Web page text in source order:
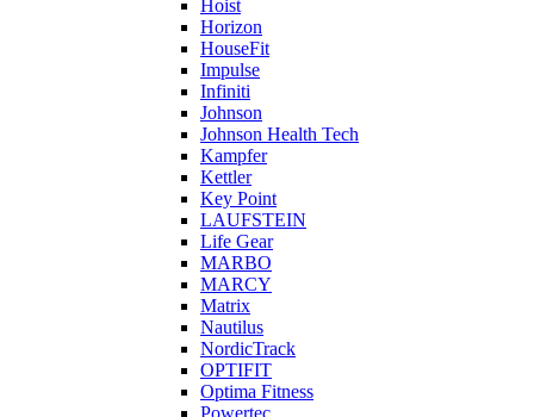
Hoist
Horizon
HouseFit
Impulse
Infiniti
Johnson
Johnson Health Tech
Kampfer
Kettler
Key Point
LAUFSTEIN
Life Gear
MARBO
MARCY
Matrix
Nautilus
NordicTrack
OPTIFIT
Optima Fitness
Powertec